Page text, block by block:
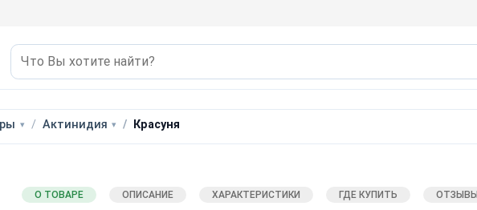
Актинидия Красуня
О ТОВАРЕ ОПИСАНИЕ ХАРАКТЕРИСТИКИ ГДЕ КУПИТЬ ОТЗЫВЫ